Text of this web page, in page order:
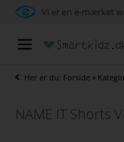
Vi er en e-mærket
Her er du: Forside »
NAME IT Shorts